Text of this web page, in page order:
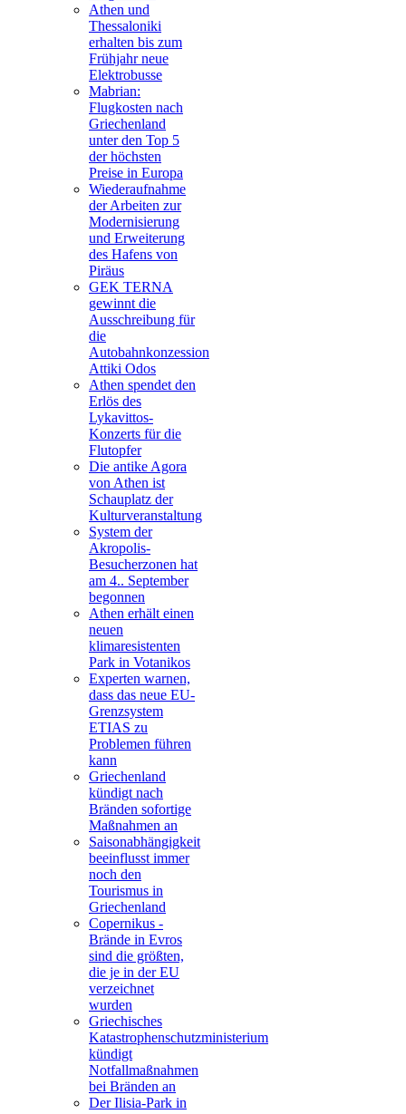
Athen und
Thessaloniki
erhalten bis zum
Frühjahr neue
Elektrobusse
Mabrian:
Flugkosten nach
Griechenland
unter den Top 5
der höchsten
Preise in Europa
Wiederaufnahme
der Arbeiten zur
Modernisierung
und Erweiterung
des Hafens von
Piräus
GEK TERNA
gewinnt die
Ausschreibung für
die
Autobahnkonzession
Attiki Odos
Athen spendet den
Erlös des
Lykavittos-
Konzerts für die
Flutopfer
Die antike Agora
von Athen ist
Schauplatz der
Kulturveranstaltung
System der
Akropolis-
Besucherzonen hat
am 4.. September
begonnen
Athen erhält einen
neuen
klimaresistenten
Park in Votanikos
Experten warnen,
dass das neue EU-
Grenzsystem
ETIAS zu
Problemen führen
kann
Griechenland
kündigt nach
Bränden sofortige
Maßnahmen an
Saisonabhängigkeit
beeinflusst immer
noch den
Tourismus in
Griechenland
Copernikus -
Brände in Evros
sind die größten,
die je in der EU
verzeichnet
wurden
Griechisches
Katastrophenschutzministerium
kündigt
Notfallmaßnahmen
bei Bränden an
Der Ilisia-Park in